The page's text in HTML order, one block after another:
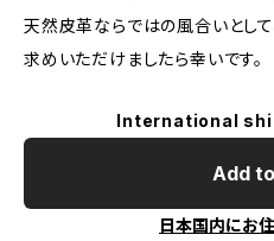
天然皮革ならではの風合いとし
求めいただけましたら幸いです。
International
Add
日本国内にお